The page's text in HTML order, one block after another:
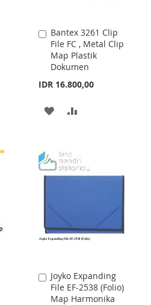
Bantex 3261 Clip
File FC , Metal Clip
Map Plastik
Dokumen
IDR 16.800,00
Add
to
Cart
ADD
WISH
LIST
Joyko Expanding
File EF-2538 (Folio)
Map Harmonika
Add
to
Cart